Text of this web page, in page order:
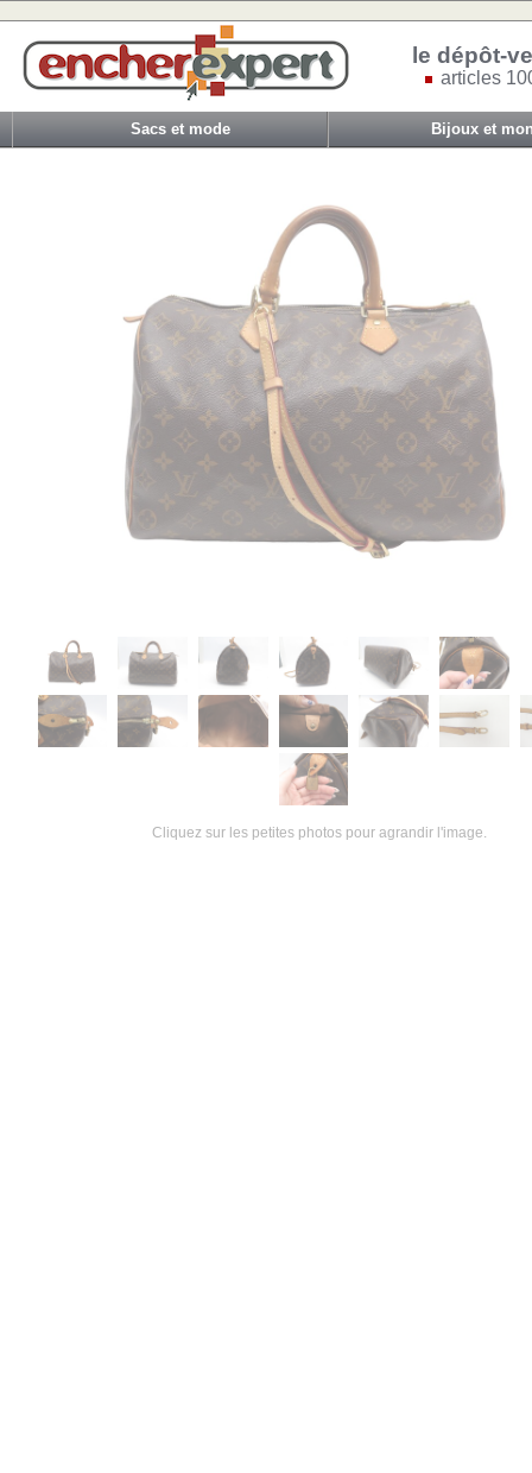
le dépôt-
articles
Sacs et mode Bijoux et
Cliquez sur les petites photos pour agrandir l'image.